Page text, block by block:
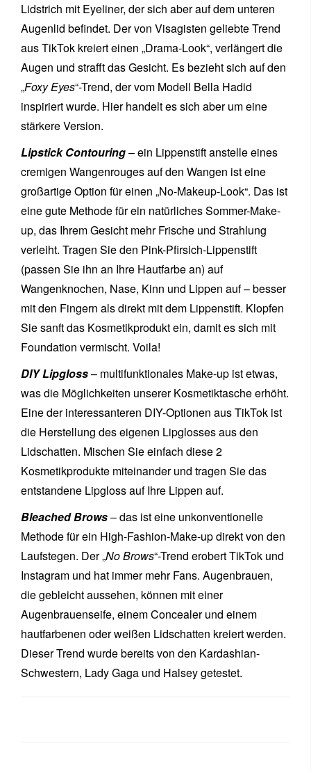
Lidstrich mit Eyeliner, der sich aber auf dem unteren
Augenlid befindet. Der von Visagisten geliebte Trend
aus TikTok kreiert einen „Drama-Look“, verlängert die
Augen und strafft das Gesicht. Es bezieht sich auf den
„Foxy Eyes“-Trend, der vom Modell Bella Hadid
inspiriert wurde. Hier handelt es sich aber um eine
stärkere Version.
Lipstick Contouring– ein Lippenstift anstelle eines
cremigen Wangenrouges auf den Wangen ist eine
großartige Option für einen „No-Makeup-Look“. Das ist
eine gute Methode für ein natürliches Sommer-Make-
up, das Ihrem Gesicht mehr Frische und Strahlung
verleiht. Tragen Sie den Pink-Pfirsich-Lippenstift
(passen Sie ihn an Ihre Hautfarbe an) auf
Wangenknochen, Nase, Kinn und Lippen auf – besser
mit den Fingern als direkt mit dem Lippenstift. Klopfen
Sie sanft das Kosmetikprodukt ein, damit es sich mit
Foundation vermischt. Voila!
DIY Lipgloss– multifunktionales Make-up ist etwas,
was die Möglichkeiten unserer Kosmetiktasche erhöht.
Eine der interessanteren DIY-Optionen aus TikTok ist
die Herstellung des eigenen Lipglosses aus den
Lidschatten. Mischen Sie einfach diese 2
Kosmetikprodukte miteinander und tragen Sie das
entstandene Lipgloss auf Ihre Lippen auf.
Bleached Brows– das ist eine unkonventionelle
Methode für ein High-Fashion-Make-up direkt von den
Laufstegen. Der „No Brows“-Trend erobert TikTok und
Instagram und hat immer mehr Fans. Augenbrauen,
die gebleicht aussehen, können mit einer
Augenbrauenseife, einem Concealer und einem
hautfarbenen oder weißen Lidschatten kreiert werden.
Dieser Trend wurde bereits von den Kardashian-
Schwestern, Lady Gaga und Halsey getestet.